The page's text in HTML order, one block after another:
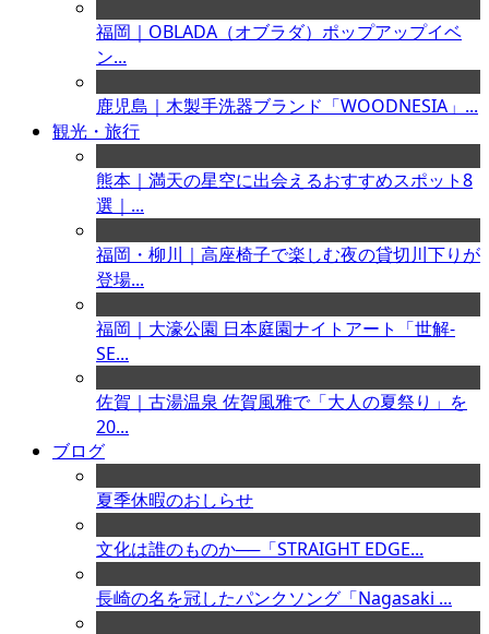
福岡｜OBLADA（オブラダ）ポップアップイベ
ン...
鹿児島｜木製手洗器ブランド「WOODNESIA」...
観光・旅行
熊本｜満天の星空に出会えるおすすめスポット8
選｜...
福岡・柳川｜高座椅子で楽しむ夜の貸切川下りが
登場...
福岡｜大濠公園 日本庭園ナイトアート「世解-
SE...
佐賀｜古湯温泉 佐賀風雅で「大人の夏祭り」を
20...
ブログ
夏季休暇のおしらせ
文化は誰のものか──「STRAIGHT EDGE...
長崎の名を冠したパンクソング「Nagasaki ...